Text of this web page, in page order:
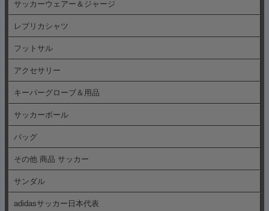
サッカーウェアー＆ジャージ
レプリカシャツ
フットサル
アクセサリー
キーパーグローブ＆用品
サッカーボール
バッグ
その他 商品 サッカー
サンダル
adidasサッカー日本代表